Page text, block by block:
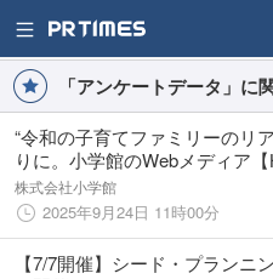
「アンケートデータ」
“令和の子育てファミリーのリ
りに。小学館のWebメディア
調査記事を定期的に配信する「
研」をスタート！
株式会社小学館
2025年9月24日 11時00分
【7/7開催】シード・プランニ